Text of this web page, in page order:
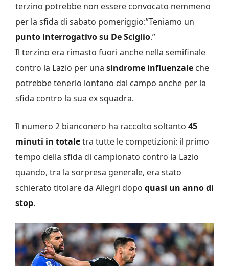
terzino potrebbe non essere convocato nemmeno
per la sfida di sabato pomeriggio:’’Teniamo un
punto interrogativo su De Sciglio.’’
Il terzino era rimasto fuori anche nella semifinale
contro la Lazio per una sindrome influenzale che
potrebbe tenerlo lontano dal campo anche per la
sfida contro la sua ex squadra.
Il numero 2 bianconero ha raccolto soltanto 45
minuti in totaletra tutte le competizioni: il primo
tempo della sfida di campionato contro la Lazio
quando, tra la sorpresa generale, era stato
schierato titolare da Allegri dopo quasi un anno di
stop.